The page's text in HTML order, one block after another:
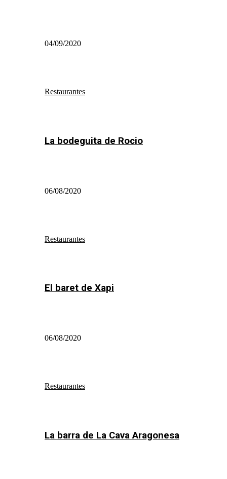
04/09/2020
Restaurantes
La bodeguita de Rocio
06/08/2020
Restaurantes
El baret de Xapi
06/08/2020
Restaurantes
La barra de La Cava Aragonesa